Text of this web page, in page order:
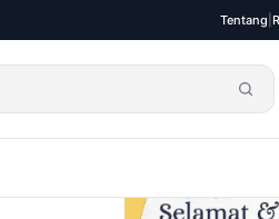
Tentang
OLAHRAGA